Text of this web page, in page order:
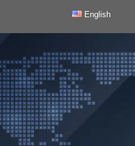
English